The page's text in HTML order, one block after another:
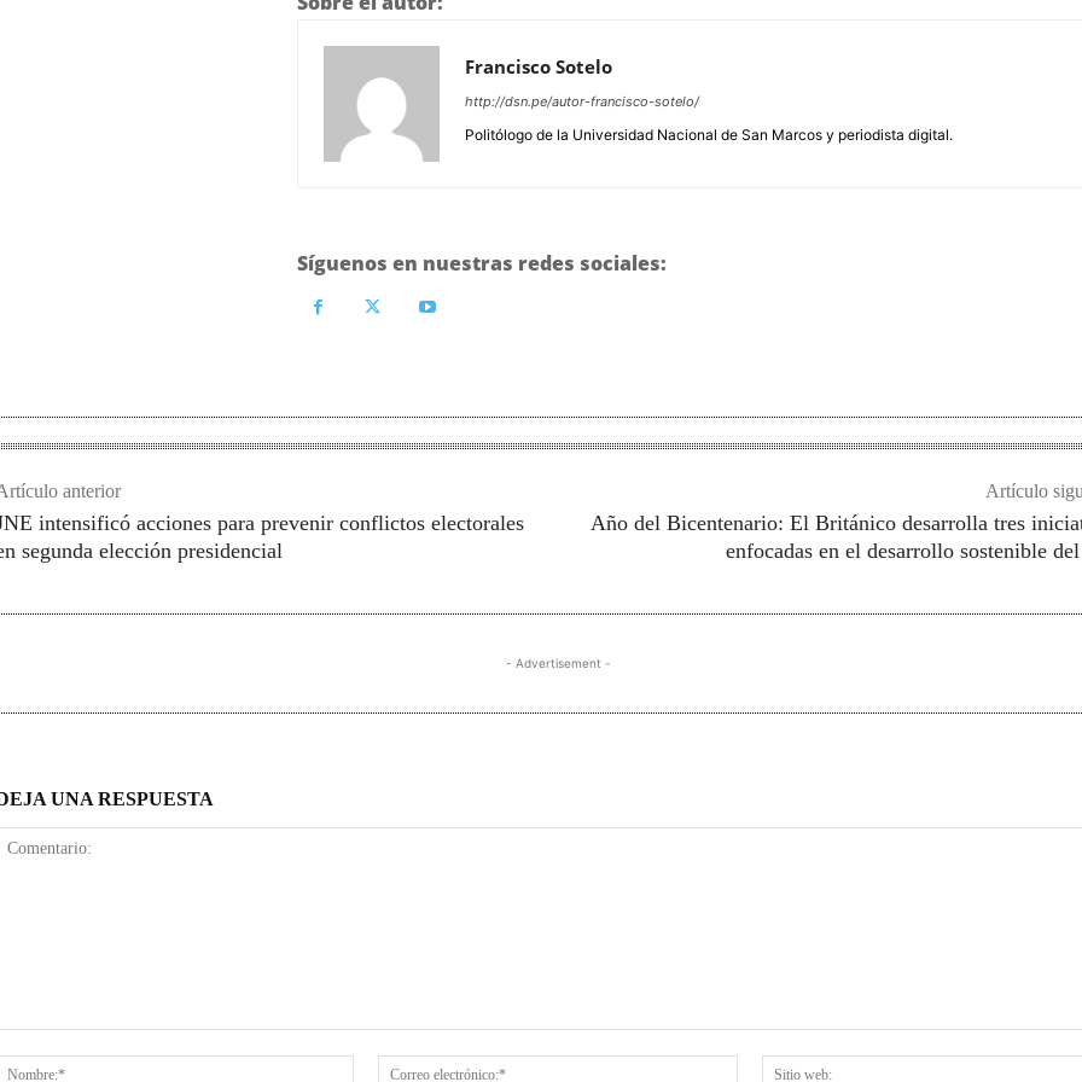
Francisco Sotelo
http://dsn.pe/autor-francisco-sotelo/
Politólogo de la Universidad Nacional de San Marcos y periodista digital.
Síguenos en nuestras redes sociales:
anterior
intensificó acciones para prevenir conflictos electorales
segunda elección presidencial
Artículo
Año del Bicentenario: El Británico desarrolla tres
enfocadas en el desarrollo sostenible
- Advertisement -
UNA RESPUESTA
Nombre:*
Correo